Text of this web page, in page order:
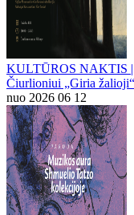
KULTŪROS NAKTIS |
Čiurlioniui „Giria
nuo 2026 06 12